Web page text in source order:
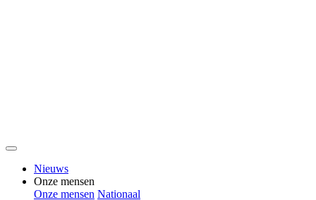
Nieuws
Onze mensen
Onze mensen Nationaal